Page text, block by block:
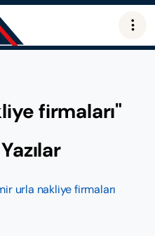
firmaları"
urla nakliye firmaları